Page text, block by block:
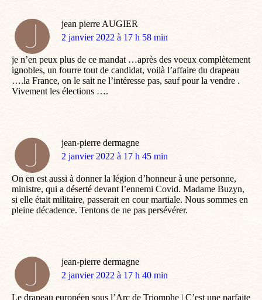
jean pierre AUGIER
dit
2 janvier 2022 à 17 h 58 min
je n’en peux plus de ce mandat …après des voeux complètement
ignobles, un fourre tout de candidat, voilà l’affaire du drapeau
….la France, on le sait ne l’intéresse pas, sauf pour la vendre .
Vivement les élections ….
jean-pierre dermagne
dit
2 janvier 2022 à 17 h 45 min
On en est aussi à donner la légion d’honneur à une personne,
ministre, qui a déserté devant l’ennemi Covid. Madame Buzyn,
si elle était militaire, passerait en cour martiale. Nous sommes en
pleine décadence. Tentons de ne pas persévérer.
jean-pierre dermagne
dit
2 janvier 2022 à 17 h 40 min
Le drapeau européen sous l’Arc de Triomphe | C’est une parfaite